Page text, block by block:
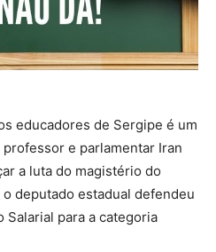
educadores de Sergipe é um
e parlamentar Iran
a luta do magistério do
deputado estadual defendeu
Salarial para a categoria